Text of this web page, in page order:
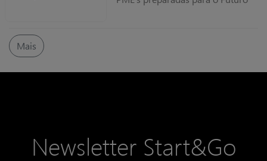
Mais
Newsletter Start&Go